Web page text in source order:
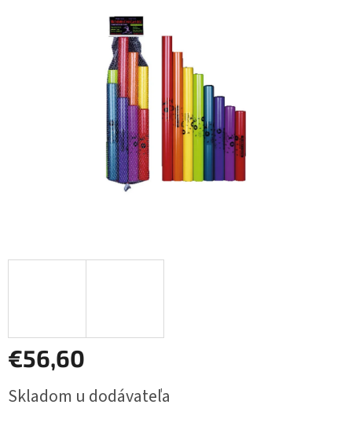
€56,60
cena:
Skladom u dodávateľa